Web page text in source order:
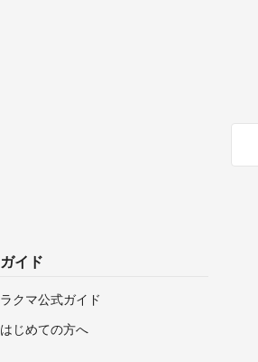
ガイド
ラクマ公式ガイド
はじめての方へ